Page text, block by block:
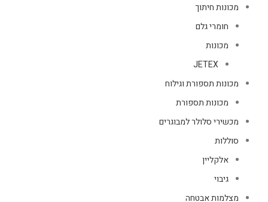
מכונות חיתוך
חומרי גלם
מכונות
JETEX
מכונות תספורת וגילוח
מכונות תספורת
מכשירי סלולר למבוגרים
סוללות
אלקליין
גיבוי
מצלמות אבטחה